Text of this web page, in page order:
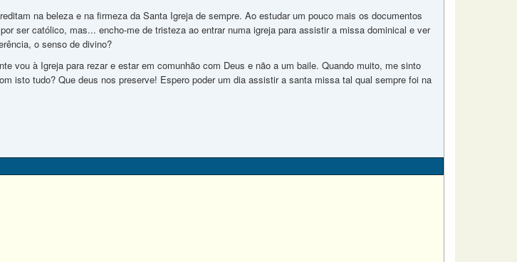
na beleza e na firmeza da Santa Igreja de sempre. Ao estudar um pouco mais os documentos
ser católico, mas... encho-me de tristeza ao entrar numa igreja para assistir a missa dominical e ver
o senso de divino?
vou à Igreja para rezar e estar em comunhão com Deus e não a um baile. Quando muito, me sinto
isto tudo? Que deus nos preserve! Espero poder um dia assistir a santa missa tal qual sempre foi na